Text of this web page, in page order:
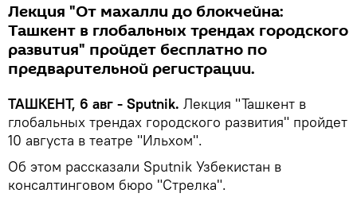
Лекция "От махалли до блокчейна:
Ташкент в глобальных трендах городского
развития" пройдет бесплатно по
предварительной регистрации.
ТАШКЕНТ, 6 авг - Sputnik. Лекция "Ташкент в
глобальных трендах городского развития" пройдет
10 августа в театре "Ильхом".
Об этом рассказали Sputnik Узбекистан в
консалтинговом бюро "Стрелка".